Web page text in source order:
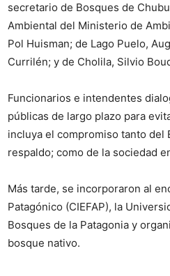
secretario de Bosques de
Ambiental del Ministerio de
Pol Huisman; de Lago Puelo,
Currilén; y de Cholila, Silvio
Funcionarios e intendentes
públicas de largo plazo para
incluya el compromiso tanto del
respaldo; como de la sociedad
Más tarde, se incorporaron al
Patagónico (CIEFAP), la
Bosques de la Patagonia y
bosque nativo.